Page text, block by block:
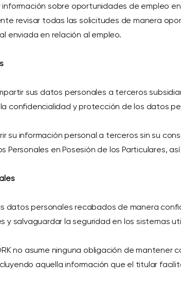
sobre oportunidades de empleo
revisar todas las solicitudes de manera
enviada en relación al empleo.
sus datos personales a terceros
confidencialidad y protección de los datos
su información personal a terceros sin su
Personales en Posesión de los Particulares,
datos personales recabados de manera
salvaguardar la seguridad en los sistemas
no asume ninguna obligación de
aquella información que el titular